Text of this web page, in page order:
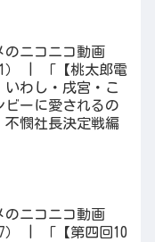
のニコニコ動画
） | 「【桃太郎電
いわし・戌宮・こ
ビーに愛されるの
不憫社長決定戦編
のニコニコ動画
） | 「【第四回10